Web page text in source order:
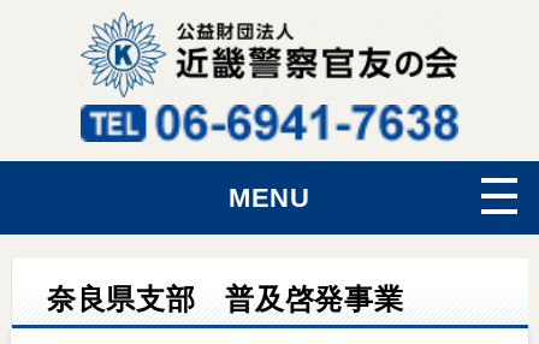
MENU
奈良県支部 普及啓発事業